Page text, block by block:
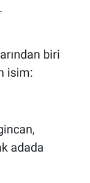
biri
isim:
adada